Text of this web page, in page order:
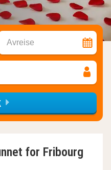
Avreise
for Fribourg